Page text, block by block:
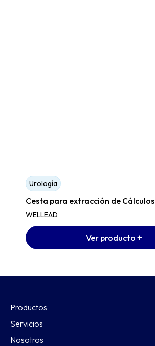
Urología
Cesta para extracción de Cálculos
WELLEAD
Ver producto
Productos
Servicios
Nosotros